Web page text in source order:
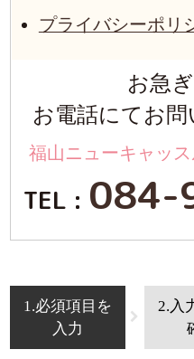
プライバシーポリ
お急
お電話にてお
福山ニューキャッ
TEL : 084-
1.必須項目を
入力
2.入